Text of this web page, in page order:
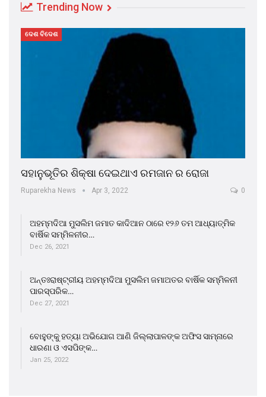
Trending Now
ଦେଶ ବିଦେଶ
ସହାନୁଭୂତିର ଶିକ୍ଷା ଦେଇଥାଏ ରମଜାନ ର ରୋଜା
Ruparekha News Apr 3, 2022 0
ଅହମ୍ମଦିଆ ମୁସଲିମ ଜମାତ କାଦିଆନ ଠାରେ ୧୨୬ ତମ ଆଧ୍ୟାତ୍ମିକ
ବାର୍ଷିକ ସମ୍ମିଳନୀର…
Dec 26, 2021
ଅନ୍ତଃରାଷ୍ଟ୍ରୀୟ ଅହମ୍ମଦିଆ ମୁସଲିମ ଜମାଅତର ବାର୍ଷିକ ସମ୍ମିଳନୀ
ପାରସ୍ପରିକ…
Dec 27, 2021
ବୋହୁଙ୍କୁ ହତ୍ୟା ଅଭିଯୋଗ ଆଣି ଜିଲ୍ଲାପାଳଙ୍କ ଅଫିସ ସାମ୍ନାରେ
ଧାରଣା ଓ ଏସପିଙ୍କ…
Jan 25, 2022